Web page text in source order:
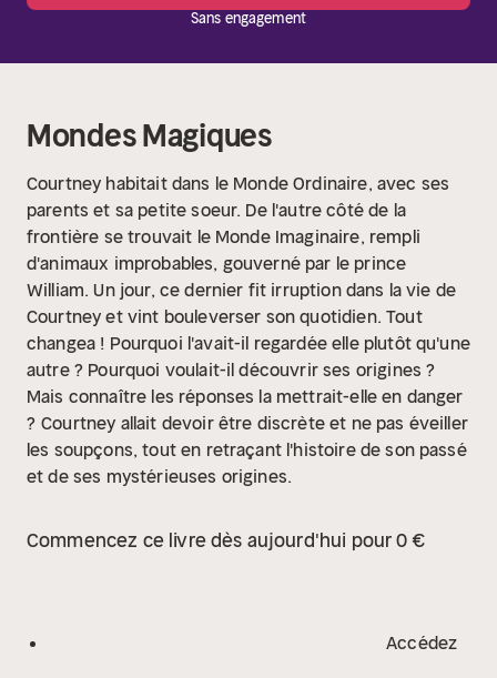
Sans engagement
Mondes Magiques
Courtney habitait dans le Monde Ordinaire, avec ses
parents et sa petite soeur. De l'autre côté de la
frontière se trouvait le Monde Imaginaire, rempli
d'animaux improbables, gouverné par le prince
William. Un jour, ce dernier fit irruption dans la vie de
Courtney et vint bouleverser son quotidien. Tout
changea ! Pourquoi l'avait-il regardée elle plutôt qu'une
autre ? Pourquoi voulait-il découvrir ses origines ?
Mais connaître les réponses la mettrait-elle en danger
? Courtney allait devoir être discrète et ne pas éveiller
les soupçons, tout en retraçant l'histoire de son passé
et de ses mystérieuses origines.
Commencez ce livre dès aujourd'hui pour 0 €
Accédez